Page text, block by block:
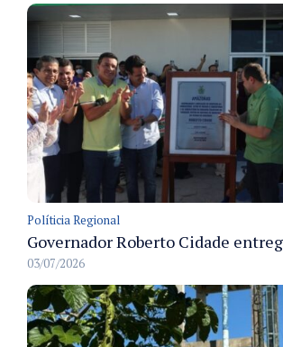
Políticia Regional
03/07/2026